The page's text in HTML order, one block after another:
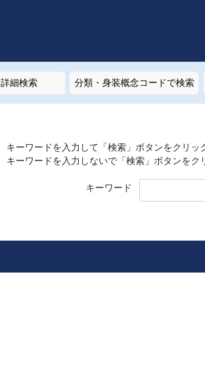
詳細検索 分類・身装概念コードで検索
キーワードを入力して「検索」ボタンをクリッ
キーワードを入力しないで「検索」ボタンをク
キーワード